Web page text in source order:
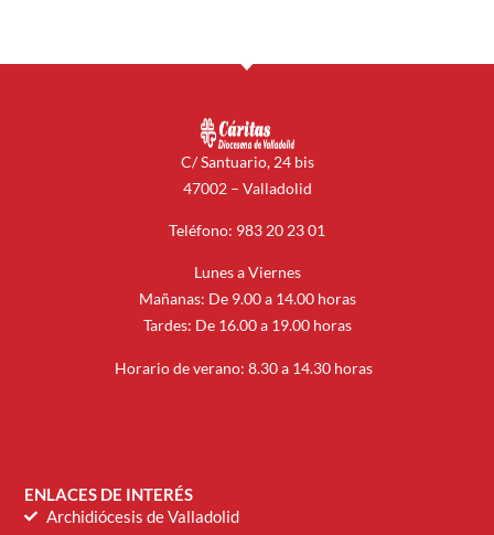
C/ Santuario, 24 bis
47002 – Valladolid
Teléfono: 983 20 23 01
Lunes a Viernes
Mañanas: De 9.00 a 14.00 horas
Tardes: De 16.00 a 19.00 horas
Horario de verano: 8.30 a 14.30 horas
ENLACES DE INTERÉS
Archidiócesis de Valladolid